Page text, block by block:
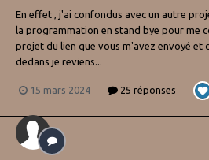
En effet , j'ai confondus avec un autre
la programmation en stand bye pour me
projet du lien que vous m'avez envoyé et
dedans je reviens...
15 mars 2024 25 réponses